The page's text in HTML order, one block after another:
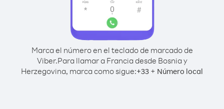
Marca el número en el teclado de marcado de
Viber.Para llamar a Francia desde Bosnia y
Herzegovina, marca como sigue:+33 + Número local